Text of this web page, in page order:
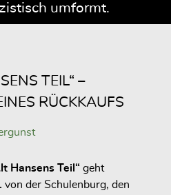
umformt.
TEIL“ –
RÜCKKAUFS
Hansens Teil“ geht
von der Schulenburg, den